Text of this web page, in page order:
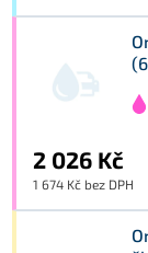
2 026 Kč
1 674 Kč bez DPH